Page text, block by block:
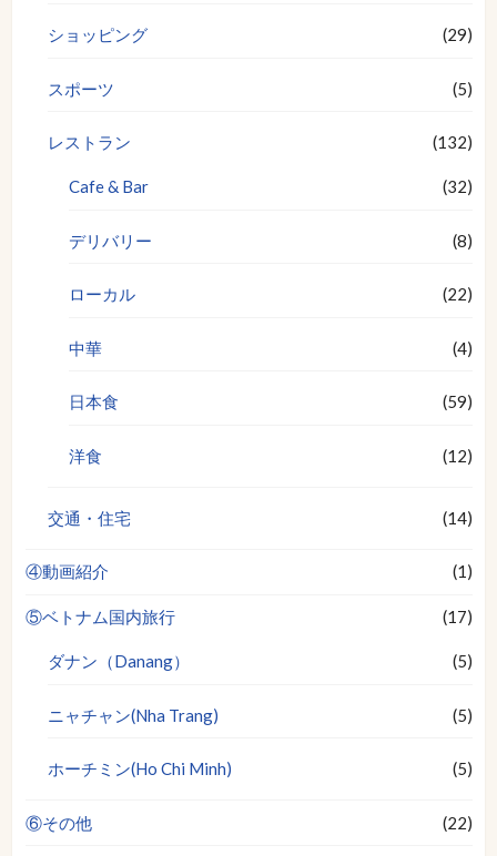
ショッピング (29)
スポーツ (5)
レストラン (132)
Cafe & Bar (32)
デリバリー (8)
ローカル (22)
中華 (4)
日本食 (59)
洋食 (12)
交通・住宅 (14)
④動画紹介 (1)
⑤ベトナム国内旅行 (17)
ダナン（Danang） (5)
ニャチャン(Nha Trang) (5)
ホーチミン(Ho Chi Minh) (5)
⑥その他 (22)